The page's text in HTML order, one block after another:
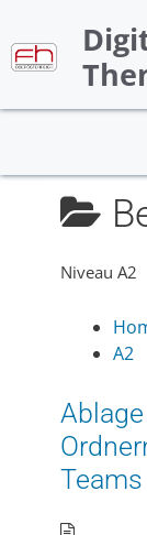
content
Niveau A2
A2